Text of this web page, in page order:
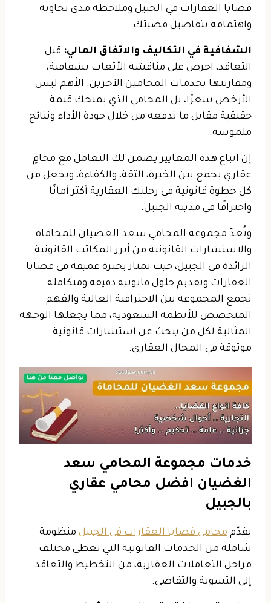
قضايا العقارات في الجبيل وملاحظة مدى تجاوبه
واهتمامه بتفاصيل قضيتك.
الشفافية في التكاليف والاتفاق المالي: قبل
التعاقد، احرص على مناقشة الأتعاب بشفافية،
ومقارنتها بخدمات المحامين الآخرين. الأهم ليس
الأرخص سعرًا، بل المحامي الذي يمنحك قيمة
حقيقية مقابل ما تدفعه من خلال جودة الأداء ونتائج
ملموسة.
إن اتباع هذه المعايير يضمن لك التعامل مع محامٍ
عقاري يجمع بين الخبرة، الثقة، والكفاءة، ويجعل من
كل خطوة قانونية في رحلتك العقارية أكثر أمانًا
واحترافًا في مدينة الجبيل.
وتُعدّ مجموعة المحامي سعد الغضيان للمحاماة
والاستشارات القانونية من أبرز المكاتب القانونية
الرائدة في الجبيل، حيث تمتاز بخبرة عميقة في قضايا
العقارات وتقديم حلول قانونية دقيقة ومتكاملة.
تجمع المجموعة بين الاحترافية العالية والفهم
المتخصص للأنظمة السعودية، مما يجعلها الوجهة
المثالية لكل من يبحث عن استشارات قانونية
موثوقة في المجال العقاري.
خدمات مجموعة المحامي سعد
الغضيان افضل محامي عقاري
بالجبيل
يقدّم محامي قضايا العقارات في الجبيل منظومة
شاملة من الخدمات القانونية التي تغطي مختلف
مراحل التعاملات العقارية، من التخطيط والتعاقد
إلى التسوية والتقاضي.